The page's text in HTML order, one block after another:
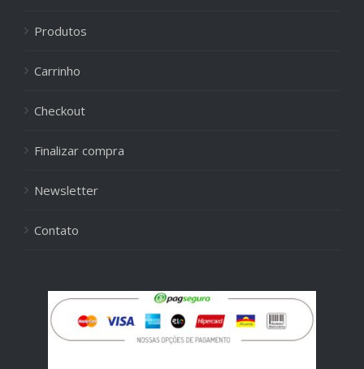
Produtos
Carrinho
Checkout
Finalizar compra
Newsletter
Contato